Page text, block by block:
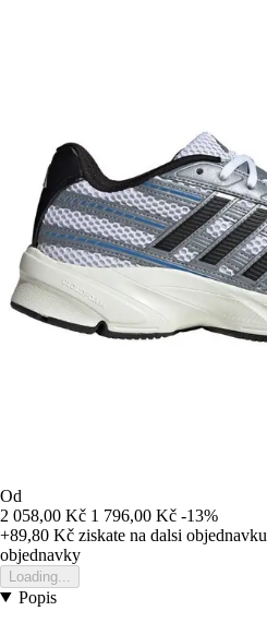
Od
2 058,00 Kč 1 796,00 Kč -13%
+89,80 Kč ziskate na dalsi objednavku
objednavky
Loading...
Popis